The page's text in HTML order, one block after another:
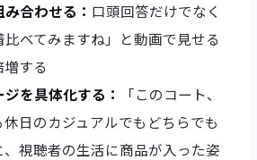
合わせる： 口頭回答だけでなく
比べてみますね」と動画で見せる
増する
を具体化する：
「このコート、
日のカジュアルでもどちらでも
視聴者の生活に商品が入った姿